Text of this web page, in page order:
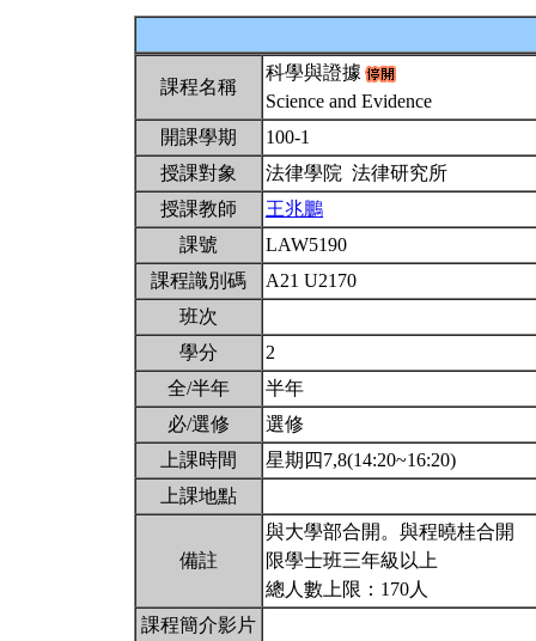
課程名稱
科學與證據
Science and Evidence
開課學期
100-1
授課對象
法律學院 法律研究所
授課教師
王兆鵬
課號
LAW5190
課程識別碼
A21 U2170
班次
學分
2
全/半年
半年
必/選修
選修
上課時間
星期四7,8(14:20~16:20)
上課地點
備註
與大學部合開。與程曉桂合開
限學士班三年級以上
總人數上限：170人
課程簡介影片